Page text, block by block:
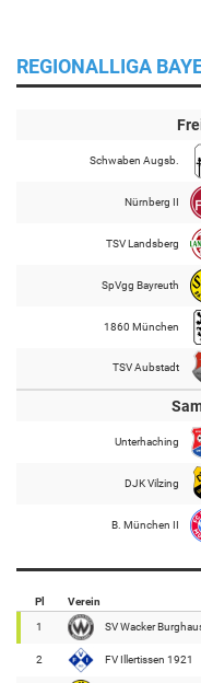
REGIONALLIGA
Schwaben Augsb.
Nürnberg II
TSV Landsberg
SpVgg Bayreuth
1860 München
TSV Aubstadt
Unterhaching
DJK Vilzing
B. München II
Pl Verein
1 SV Wacker
2 FV Illertissen 1921